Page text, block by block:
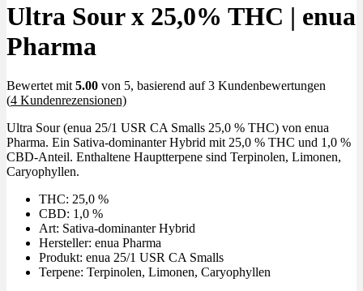
Ultra Sour x 25,0% THC | enua
Pharma
Bewertet mit 5.00 von 5, basierend auf3 Kundenbewertungen
(4 Kundenrezensionen)
Ultra Sour (enua 25/1 USR CA Smalls 25,0 % THC) von enua
Pharma. Ein Sativa-dominanter Hybrid mit 25,0 % THC und 1,0 %
CBD-Anteil. Enthaltene Hauptterpene sind Terpinolen, Limonen,
Caryophyllen.
THC: 25,0 %
CBD: 1,0 %
Art: Sativa-dominanter Hybrid
Hersteller: enua Pharma
Produkt: enua 25/1 USR CA Smalls
Terpene: Terpinolen, Limonen, Caryophyllen